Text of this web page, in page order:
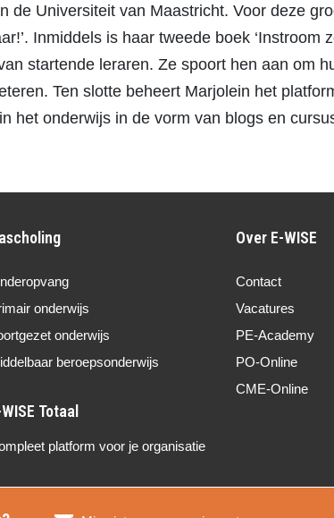
de Universiteit van Maastricht. Voor deze
Inmiddels is haar tweede boek
startende leraren. Ze spoort hen aan om
Ten slotte beheert Marjolein het
het onderwijs in de vorm van blogs en
onderwijs
onderwijs
beroepsonderwijs
platform voor je organisatie
Over E-WISE
Contact
Vacatures
PE-Academy
PO-Online
CME-Online